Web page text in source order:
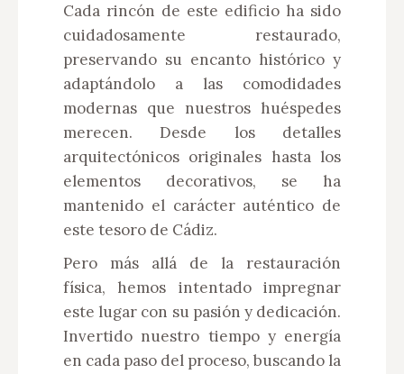
Cada rincón de este edificio ha sido
cuidadosamente restaurado,
preservando su encanto histórico y
adaptándolo a las comodidades
modernas que nuestros huéspedes
merecen. Desde los detalles
arquitectónicos originales hasta los
elementos decorativos, se ha
mantenido el carácter auténtico de
este tesoro de Cádiz.
Pero más allá de la restauración
física, hemos intentado impregnar
este lugar con su pasión y dedicación.
Invertido nuestro tiempo y energía
en cada paso del proceso, buscando la